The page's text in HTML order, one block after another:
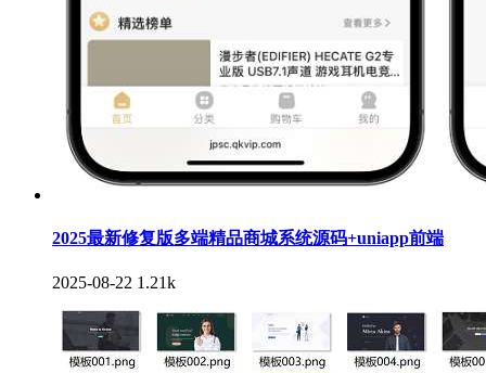
2025最新修复版多端精品商城系统源码+uniapp前端
2025-08-22 1.21k